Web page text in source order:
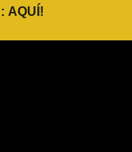
AQUÍ !